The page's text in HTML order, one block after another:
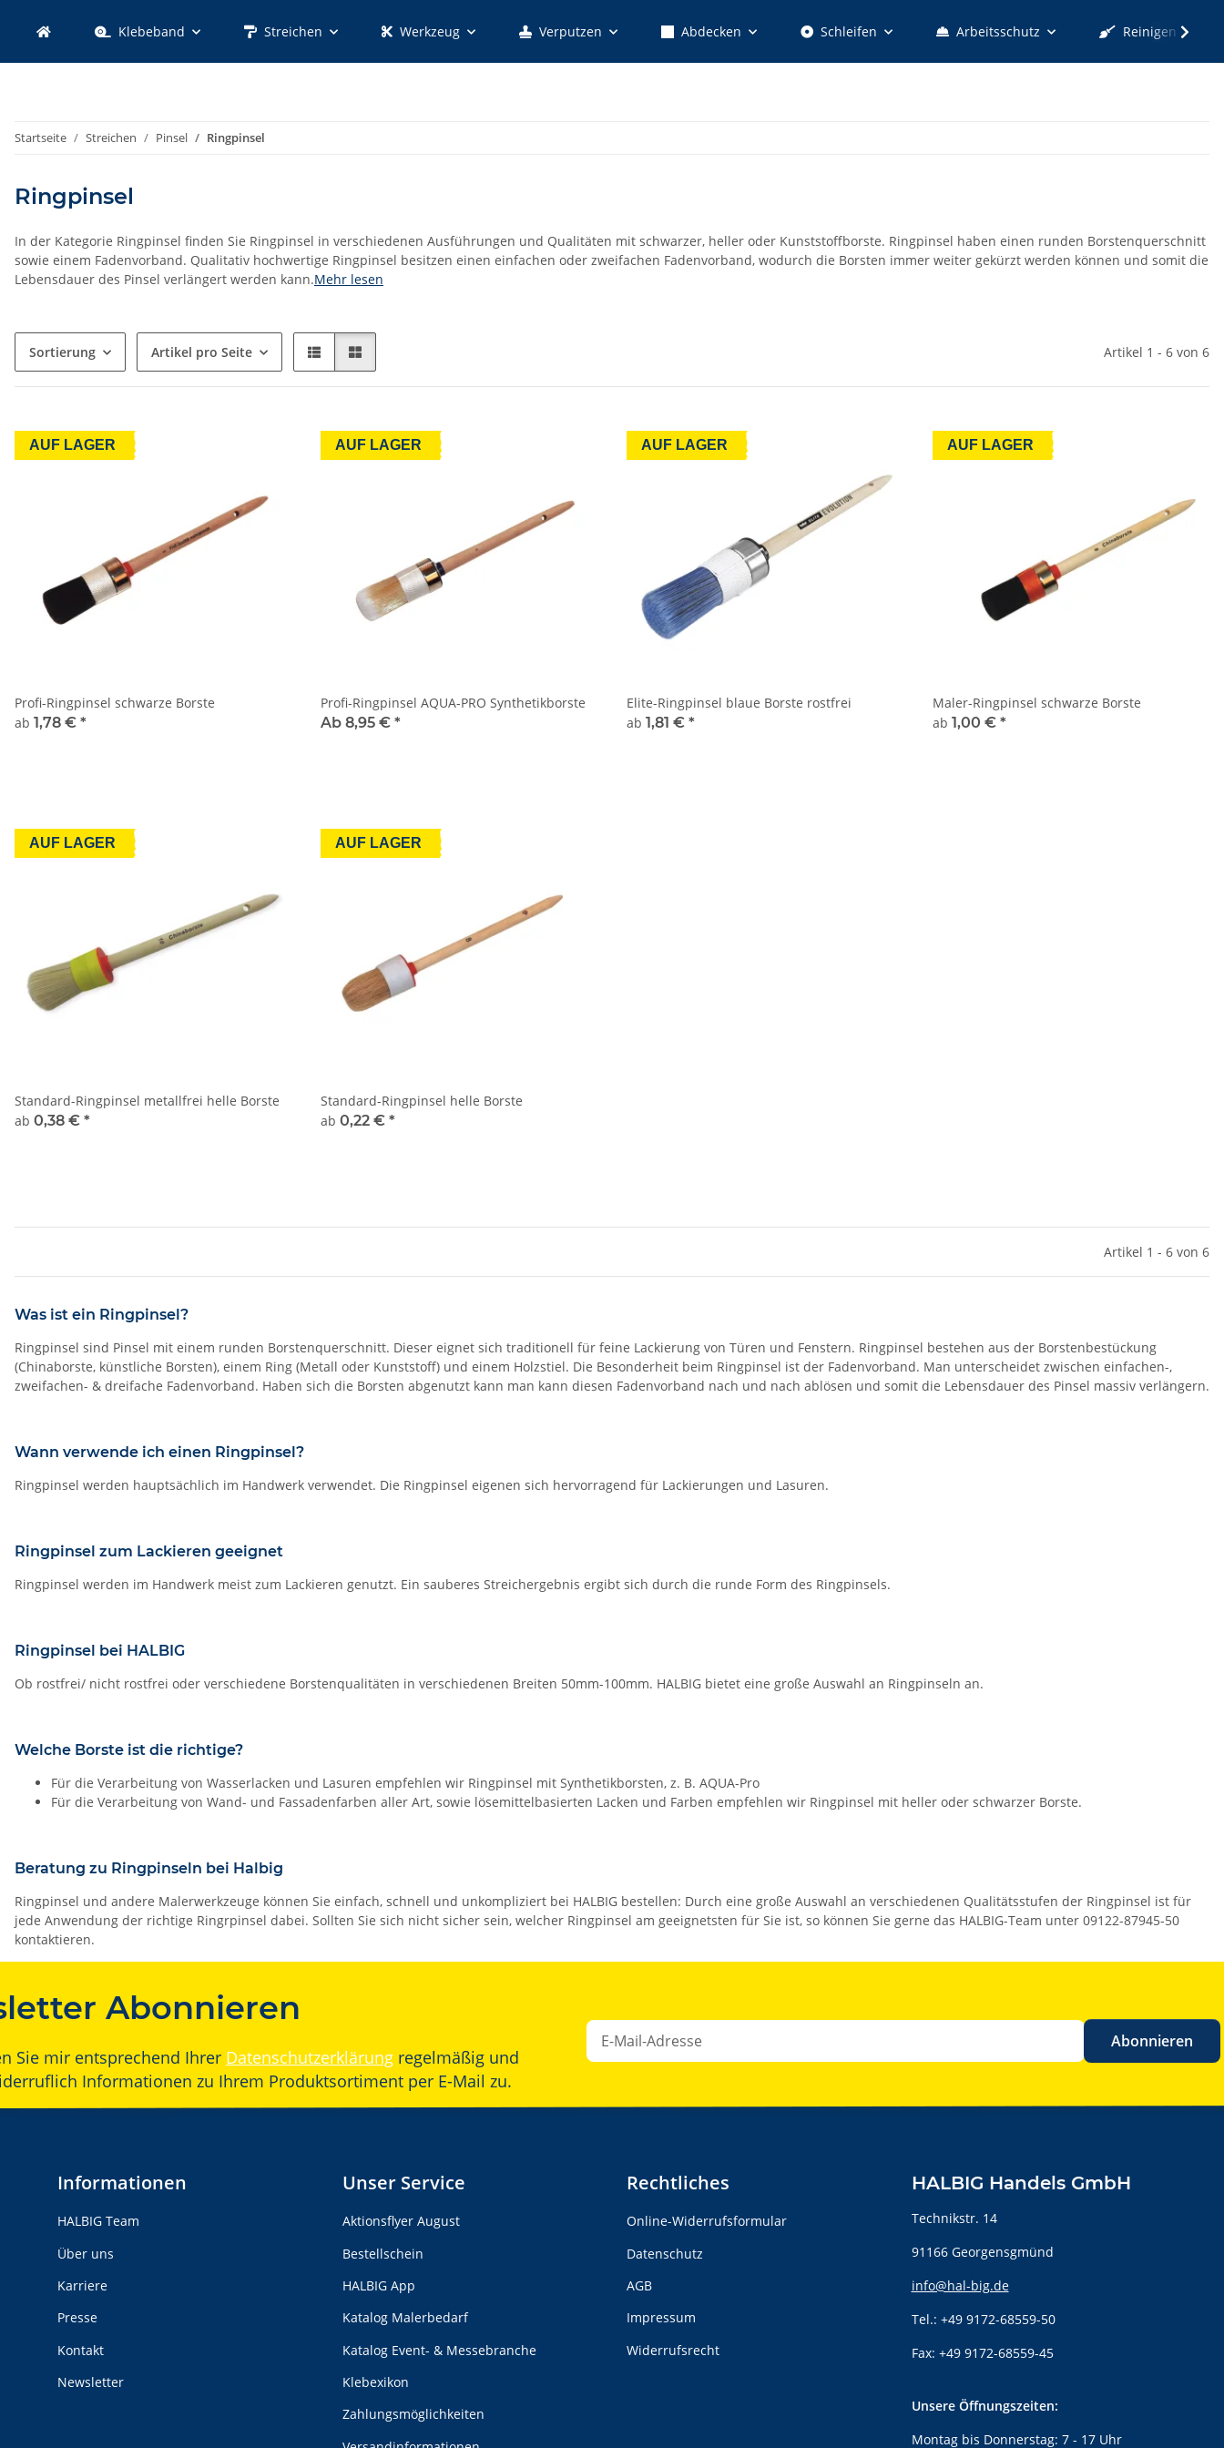
Klebeband Streichen Werkzeug Verputzen Abdecken Schleifen Arbeitsschutz Reinigen
Startseite Streichen Pinsel Ringpinsel
Ringpinsel
In der Kategorie Ringpinsel finden Sie Ringpinsel in verschiedenen Ausführungen und Qualitäten mit schwarzer, heller oder Kunststoffborste. Ringpinsel haben einen runden Borstenquerschnitt
sowie einem Fadenvorband. Qualitativ hochwertige Ringpinsel besitzen einen einfachen oder zweifachen Fadenvorband, wodurch die Borsten immer weiter gekürzt werden können und somit die
Lebensdauer des Pinsel verlängert werden kann.Mehr lesen
Sortierung Artikel pro Seite Artikel 1 - 6 von 6
AUF LAGER
Profi-Ringpinsel schwarze Borste
ab 1,78 € *
AUF LAGER
Profi-Ringpinsel AQUA-PRO Synthetikborste
Ab 8,95 € *
AUF LAGER
Elite-Ringpinsel blaue Borste rostfrei
ab 1,81 € *
AUF LAGER
Maler-Ringpinsel schwarze Borste
ab 1,00 € *
AUF LAGER
Standard-Ringpinsel metallfrei helle Borste
ab 0,38 € *
AUF LAGER
Standard-Ringpinsel helle Borste
ab 0,22 € *
Artikel 1 - 6 von 6
Was ist ein Ringpinsel?
Ringpinsel sind Pinsel mit einem runden Borstenquerschnitt. Dieser eignet sich traditionell für feine Lackierung von Türen und Fenstern. Ringpinsel bestehen aus der Borstenbestückung
(Chinaborste, künstliche Borsten), einem Ring (Metall oder Kunststoff) und einem Holzstiel. Die Besonderheit beim Ringpinsel ist der Fadenvorband. Man unterscheidet zwischen einfachen-,
zweifachen- & dreifache Fadenvorband. Haben sich die Borsten abgenutzt kann man kann diesen Fadenvorband nach und nach ablösen und somit die Lebensdauer des Pinsel massiv verlängern.
Wann verwende ich einen Ringpinsel?
Ringpinsel werden hauptsächlich im Handwerk verwendet. Die Ringpinsel eigenen sich hervorragend für Lackierungen und Lasuren.
Ringpinsel zum Lackieren geeignet
Ringpinsel werden im Handwerk meist zum Lackieren genutzt. Ein sauberes Streichergebnis ergibt sich durch die runde Form des Ringpinsels.
Ringpinsel bei HALBIG
Ob rostfrei/ nicht rostfrei oder verschiedene Borstenqualitäten in verschiedenen Breiten 50mm-100mm. HALBIG bietet eine große Auswahl an Ringpinseln an.
Welche Borste ist die richtige?
Für die Verarbeitung von Wasserlacken und Lasuren empfehlen wir Ringpinsel mit Synthetikborsten, z. B. AQUA-Pro
Für die Verarbeitung von Wand- und Fassadenfarben aller Art, sowie lösemittelbasierten Lacken und Farben empfehlen wir Ringpinsel mit heller oder schwarzer Borste.
Beratung zu Ringpinseln bei Halbig
Ringpinsel und andere Malerwerkzeuge können Sie einfach, schnell und unkompliziert bei HALBIG bestellen: Durch eine große Auswahl an verschiedenen Qualitätsstufen der Ringpinsel ist für
jede Anwendung der richtige Ringrpinsel dabei. Sollten Sie sich nicht sicher sein, welcher Ringpinsel am geeignetsten für Sie ist, so können Sie gerne das HALBIG-Team unter 09122-87945-50
kontaktieren.
Abonnieren
Sie mir entsprechend Ihrer Datenschutzerklärung regelmäßig und
Informationen zu Ihrem Produktsortiment per E-Mail zu.
Abonnieren
Informationen
HALBIG Team
Über uns
Karriere
Presse
Kontakt
Newsletter
Unser Service
Aktionsflyer August
Bestellschein
HALBIG App
Katalog Malerbedarf
Katalog Event- & Messebranche
Klebexikon
Zahlungsmöglichkeiten
Rechtliches
Online-Widerrufsformular
Datenschutz
AGB
Impressum
Widerrufsrecht
HALBIG Handels GmbH
Technikstr. 14
91166 Georgensgmünd
info@hal-big.de
Tel.: +49 9172-68559-50
Fax: +49 9172-68559-45
Unsere Öffnungszeiten:
Montag bis Donnerstag: 7 - 17 Uhr